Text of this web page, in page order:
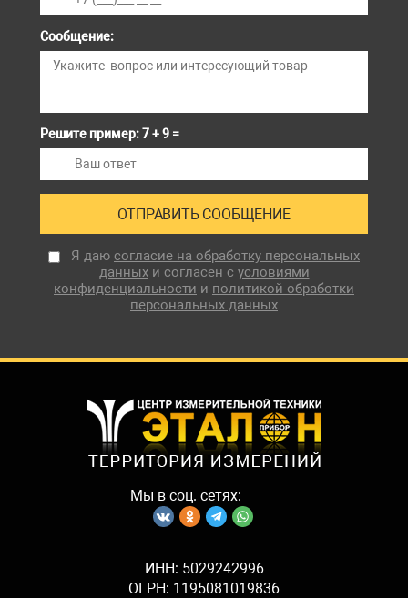
Сообщение:
Решите пример: 7 + 9 =
Я даю согласие на обработку персональных
данныхи согласен с условиями
конфиденциальности и политикой обработки
персональных данных
Мы в соц. сетях:
ИНН: 5029242996
ОГРН: 1195081019836